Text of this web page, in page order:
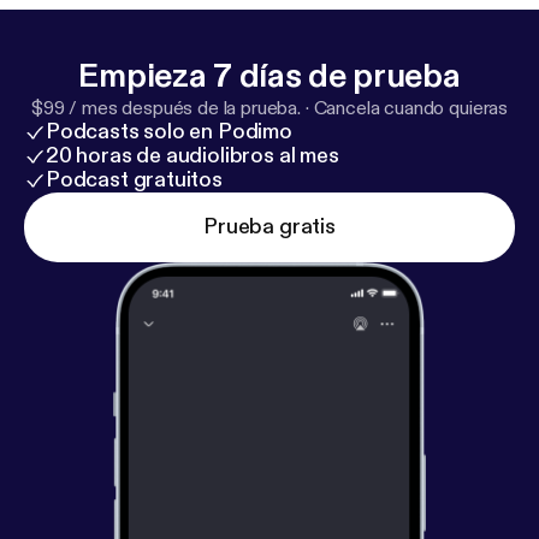
www.twitter.com/herzerl10
Empieza 7 días de prueba
$99 / mes después de la prueba. · Cancela cuando quieras
Podcasts solo en Podimo
20 horas de audiolibros al mes
Podcast gratuitos
Prueba gratis